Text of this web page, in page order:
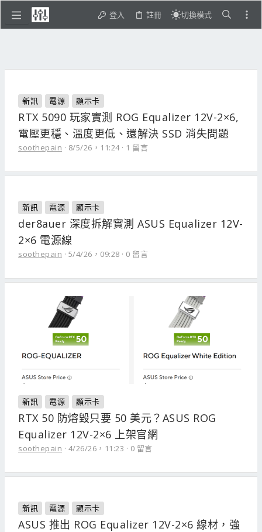
登入 註冊 切換模式
新訊 電源 顯示卡
RTX 5090 玩家實測 ROG Equalizer 12V-2×6,
電壓更穩、溫度更低、還解決 SSD 消失問題
soothepain 8/5/26，11:24 1 留言
新訊 電源 顯示卡
der8auer 深度拆解實測 ASUS Equalizer 12V-
2×6 電源線
soothepain 5/4/26，09:28 0 留言
新訊 電源 顯示卡
RTX 50 防熔毀只要 50 美元？ASUS ROG
Equalizer 12V-2×6 上架官網
soothepain 4/26/26，11:23 0 留言
新訊 電源 顯示卡
ASUS 推出 ROG Equalizer 12V-2×6 線材，強